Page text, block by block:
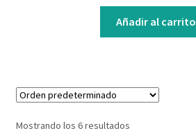
Añadir al carrito
Mostrando los 6 resultados